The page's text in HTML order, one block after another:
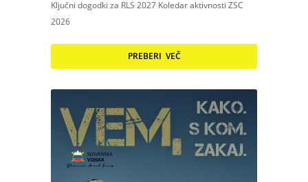
Ključni dogodki za RLS 2027 Koledar aktivnosti ZSC
2026
PREBERI VEČ